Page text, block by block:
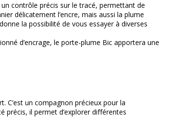
contrôle précis sur le tracé, permettant de
délicatement l’encre, mais aussi la plume
la possibilité de vous essayer à diverses
d’encrage, le porte-plume Bic apportera une
C’est un compagnon précieux pour la
précis, il permet d’explorer différentes